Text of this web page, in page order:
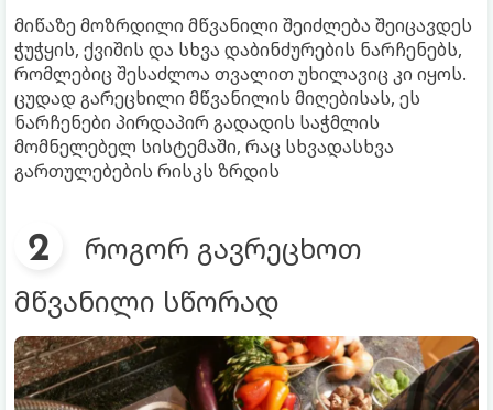
მიწაზე მოზრდილი მწვანილი შეიძლება შეიცავდეს
ჭუჭყის, ქვიშის და სხვა დაბინძურების ნარჩენებს,
რომლებიც შესაძლოა თვალით უხილავიც კი იყოს.
ცუდად გარეცხილი მწვანილის მიღებისას, ეს
ნარჩენები პირდაპირ გადადის საჭმლის
მომნელებელ სისტემაში, რაც სხვადასხვა
გართულებების რისკს ზრდის
როგორ გავრეცხოთ
მწვანილი სწორად